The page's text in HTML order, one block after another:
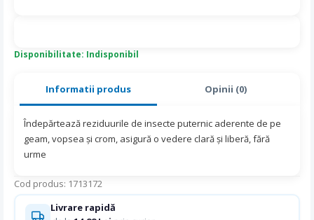
Informatii produs Opinii (0)
Îndepărtează reziduurile de insecte puternic aderente de pe
geam, vopsea şi crom, asigură o vedere clară şi liberă, fără
urme
Cod produs: 1713172
Disponibilitate: Indisponibil
Livrare rapidă